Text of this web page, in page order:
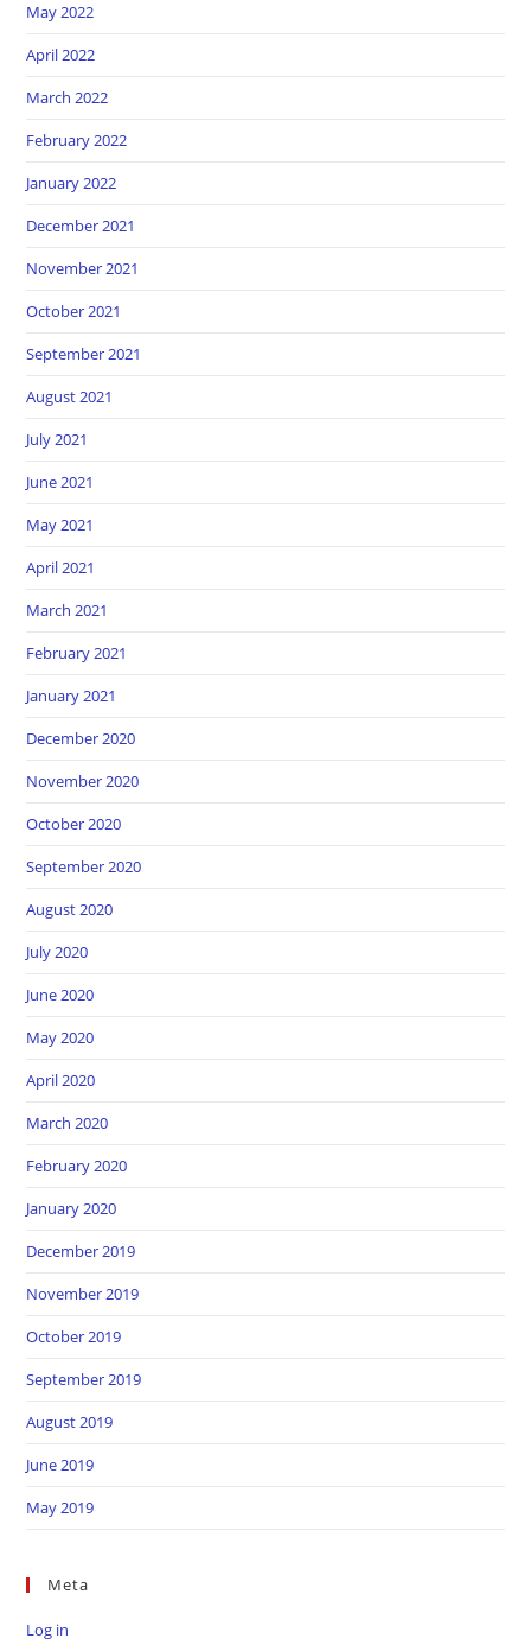
May 2022
April 2022
March 2022
February 2022
January 2022
December 2021
November 2021
October 2021
September 2021
August 2021
July 2021
June 2021
May 2021
April 2021
March 2021
February 2021
January 2021
December 2020
November 2020
October 2020
September 2020
August 2020
July 2020
June 2020
May 2020
April 2020
March 2020
February 2020
January 2020
December 2019
November 2019
October 2019
September 2019
August 2019
June 2019
May 2019
Meta
Log in